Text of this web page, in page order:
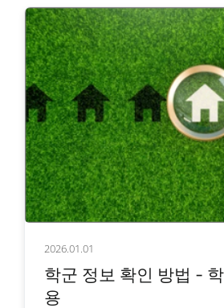
2026.01.01
학군 정보 확인 방법 -
용